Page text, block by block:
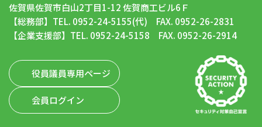
佐賀県佐賀市白山2丁目1-12 佐賀商工ビル6Ｆ
【総務部】TEL. 0952-24-5155(代) FAX. 0952-26-2831
【企業支援部】TEL. 0952-24-5158 FAX. 0952-26-2914
役員議員専用ページ
会員ログイン